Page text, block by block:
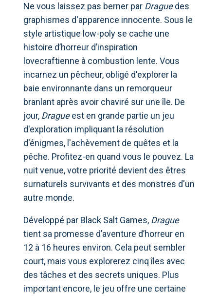
Ne vous laissez pas berner par Draguedes
graphismes d'apparence innocente. Sous le
style artistique low-poly se cache une
histoire d’horreur d’inspiration
lovecraftienne à combustion lente. Vous
incarnez un pêcheur, obligé d'explorer la
baie environnante dans un remorqueur
branlant après avoir chaviré sur une île. De
jour, Dragueest en grande partie un jeu
d'exploration impliquant la résolution
d'énigmes, l'achèvement de quêtes et la
pêche. Profitez-en quand vous le pouvez. La
nuit venue, votre priorité devient des êtres
surnaturels survivants et des monstres d'un
autre monde.
Développé par Black Salt Games, Drague
tient sa promesse d’aventure d’horreur en
12 à 16 heures environ. Cela peut sembler
court, mais vous explorerez cinq îles avec
des tâches et des secrets uniques. Plus
important encore, le jeu offre une certaine